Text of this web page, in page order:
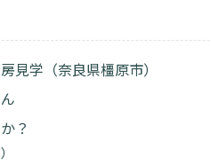
見学（奈良県橿原市）
？